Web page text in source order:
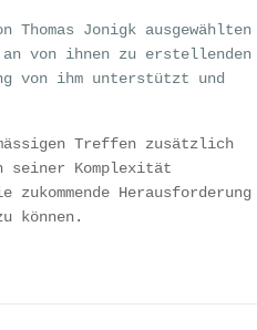
Jonigk ausgewählten
von ihnen zu erstellenden
von ihm unterstützt und
Treffen zusätzlich
Komplexität
Herausforderung
können.